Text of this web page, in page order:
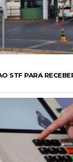
STF PARA